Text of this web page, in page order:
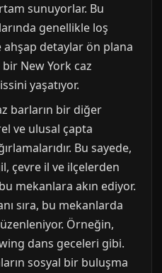
sunuyorlar. Bu
genellikle loş
ahşap detaylar ön plana
bir New York caz
yaşatıyor.
barların bir diğer
ve ulusal çapta
Bu sayede,
çevre il ve ilçelerden
mekanlara akın ediyor.
sıra, bu mekanlarda
Örneğin,
dans geceleri gibi.
sosyal bir buluşma